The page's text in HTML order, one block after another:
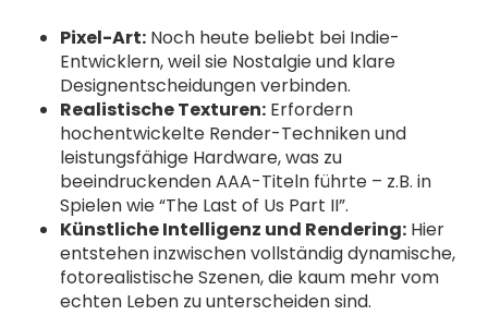
Pixel-Art: Noch heute beliebt bei Indie-
Entwicklern, weil sie Nostalgie und klare
Designentscheidungen verbinden.
Realistische Texturen: Erfordern
hochentwickelte Render-Techniken und
leistungsfähige Hardware, was zu
beeindruckenden AAA-Titeln führte – z.B. in
Spielen wie “The Last of Us Part II”.
Künstliche Intelligenz und Rendering: Hier
entstehen inzwischen vollständig dynamische,
fotorealistische Szenen, die kaum mehr vom
echten Leben zu unterscheiden sind.